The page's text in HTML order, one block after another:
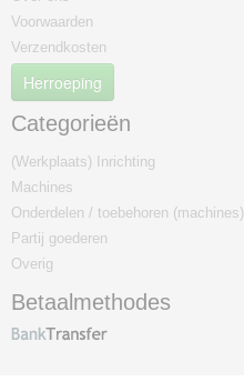
Voorwaarden
Verzendkosten
Herroeping
Categorieën
(Werkplaats) Inrichting
Machines
Onderdelen / toebehoren (machines)
Partij goederen
Overig
Betaalmethodes